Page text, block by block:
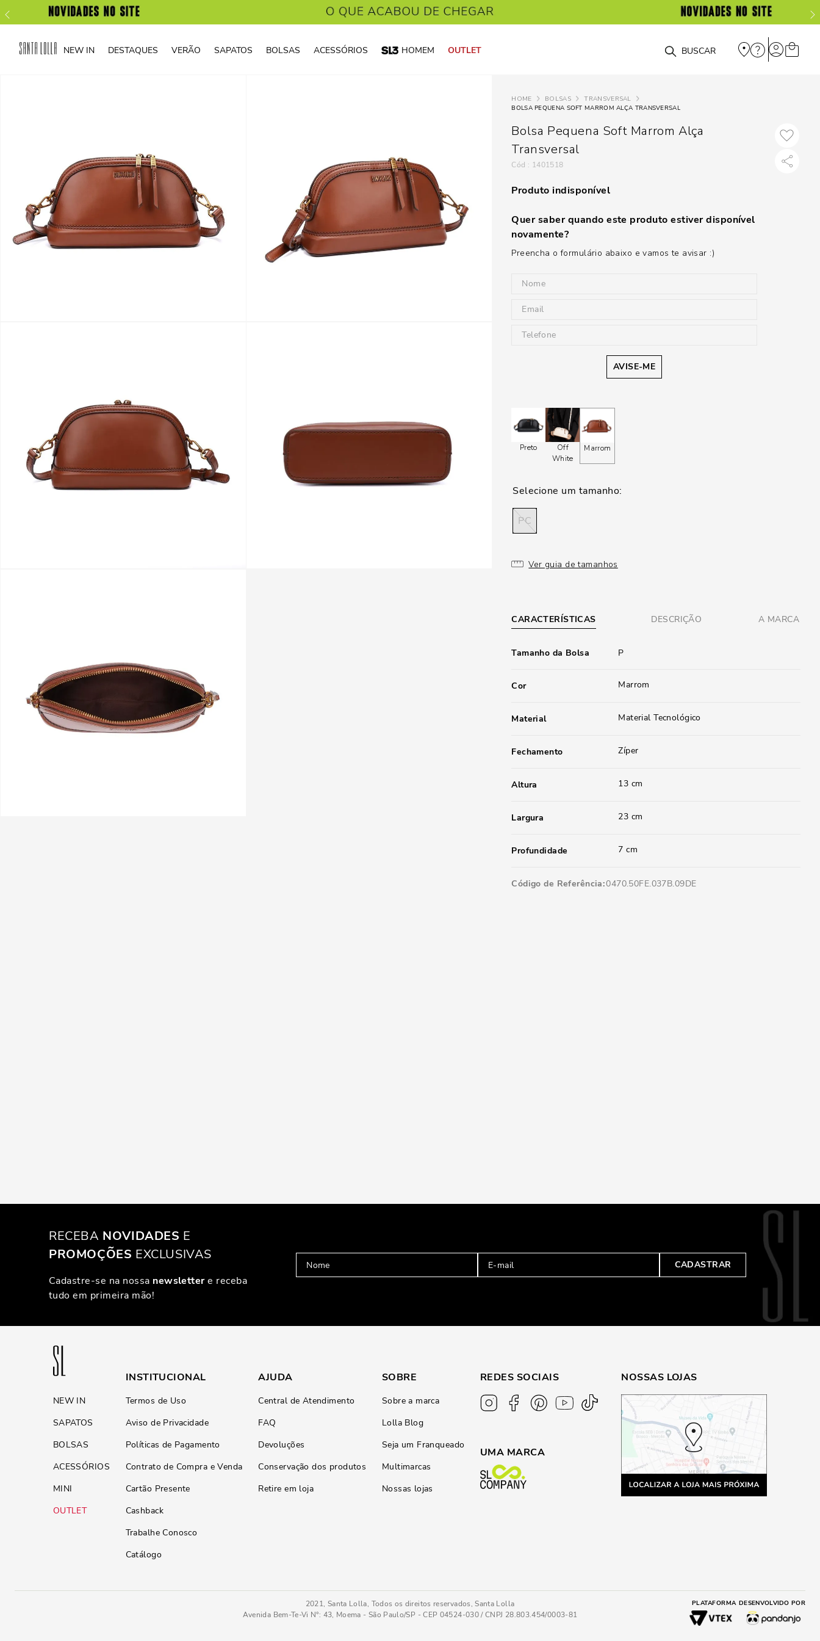
NEW IN DESTAQUES VERÃO SAPATOS BOLSAS ACESSÓRIOS HOMEM OUTLET O que você está procurando?
BOLSAS
TRANSVERSAL
BOLSA PEQUENA SOFT MARROM ALÇA TRANSVERSAL
Bolsa Pequena Soft Marrom Alça
Transversal
: 1401518
Produto indisponível
Quer saber quando este produto estiver disponível
novamente?
Preencha o formulário abaixo e vamos te avisar :)
AVISE-ME
Preto
Off
White
Marrom
PC
Ver guia de tamanhos
CARACTERÍSTICAS DESCRIÇÃO A MARCA
Tamanho da Bolsa P
Cor Marrom
Material Material Tecnológico
Fechamento Zíper
Altura 13 cm
Largura 23 cm
Profundidade 7 cm
Código de Referência 0470.50FE.037B.09DE
RECEBA NOVIDADES E
PROMOÇÕES EXCLUSIVAS
Cadastre-se na nossa newslettere receba
tudo em primeira mão!
CADASTRAR
NEW IN
SAPATOS
BOLSAS
ACESSÓRIOS
MINI
OUTLET
INSTITUCIONAL
Termos de Uso
Aviso de Privacidade
Políticas de Pagamento
Contrato de Compra e Venda
Cartão Presente
Cashback
Trabalhe Conosco
Catálogo
AJUDA
Central de Atendimento
FAQ
Devoluções
Conservação dos produtos
Retire em loja
SOBRE
Sobre a marca
Lolla Blog
Seja um Franqueado
Multimarcas
Nossas lojas
REDES SOCIAIS
UMA MARCA
NOSSAS LOJAS
2021, Santa Lolla, Todos os direitos reservados, Santa Lolla
Avenida Bem-Te-Vi N°: 43, Moema - São Paulo/SP - CEP 04524-030 / CNPJ 28.803.454/0003-81
PLATAFORMA DESENVOLVIDO POR